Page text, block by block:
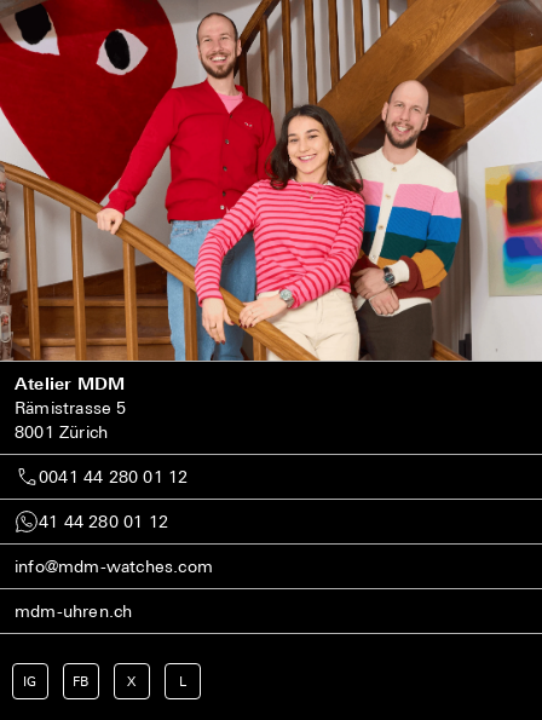
Atelier MDM
Rämistrasse 5
8001 Zürich
0041 44 280 01 12
41 44 280 01 12
info@mdm-watches.com
mdm-uhren.ch
IG FB X L